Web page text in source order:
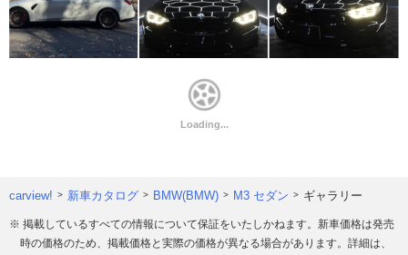
carview! 新車カタログ BMW(BMW) M3 セダン ギャラリー
※ 掲載しているすべての情報について保証をいたしかねます。新車価格は発売
時の価格のため、掲載価格と実際の価格が異なる場合があります。詳細は、